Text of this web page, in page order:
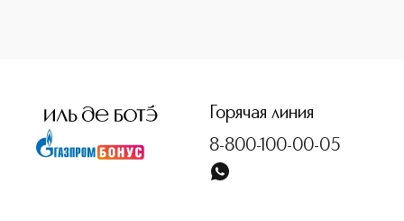
Горячая линия
8-800-100-00-05